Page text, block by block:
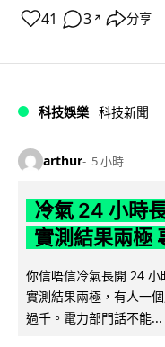
41 3 ↗ 分享
科技娛樂 科技新聞
arthur 5 小時
冷氣 24 小時
實測結果兩極
你信唔信冷氣長開 24
實測結果兩極，有人一
過千。電力部門話不能...